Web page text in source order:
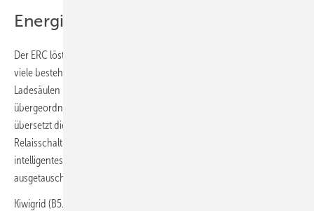
Energie cleverer managen
Der ERC löst eine zentrale Herausforderung der Energiewende. Denn
viele bestehende Anlagen wie Wärmepumpen, Solargeneratoren oder
Ladesäulen kommunizieren noch analog, während das
übergeordnete Stromnetz zunehmend digital gesteuert wird. Der ERC
übersetzt die digitalen EEBUS-Steuersignale in analoge
Relaisschaltbefehle. Dadurch können auch Bestandsanlagen in ein
intelligentes Stromnetz eingebunden werden, ohne dass sie komplett
ausgetauscht werden müssen.
Kiwigrid (B5.575) stellt neue 5-in-1 Gateways für die einfache